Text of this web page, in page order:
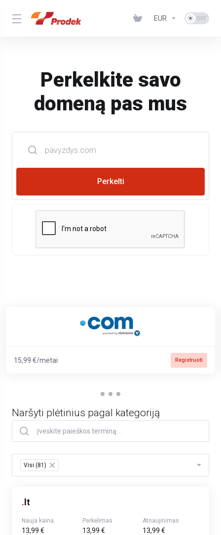
EUR
Perkelkite savo
domeną pas mus
Perkelti
15,99 €/metai Registruoti
Naršyti plėtinius pagal kategoriją
Table Filter
Visi (81) ×
. lt
Nauja kaina
13,99 €
Perkėlimas
13,99 €
Atnaujinimas
13,99 €